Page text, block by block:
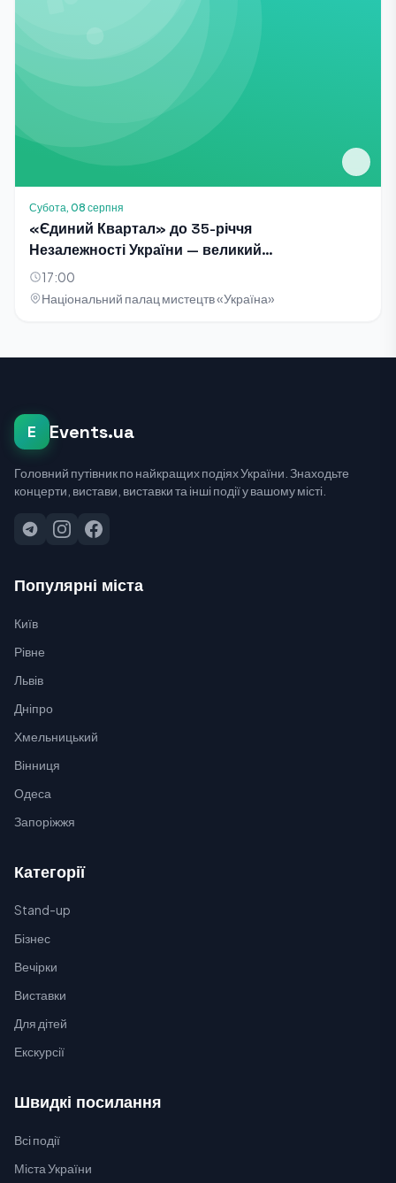
Субота, 08 серпня
«Єдиний Квартал» до 35-річчя
Незалежності України — великий
благодійний концерт-телезйомка
17:00
Національний палац мистецтв «Україна»
E Events.ua
Головний путівник по найкращих подіях України. Знаходьте
концерти, вистави, виставки та інші події у вашому місті.
Популярні міста
Київ
Рівне
Львів
Дніпро
Хмельницький
Вінниця
Одеса
Запоріжжя
Категорії
Stand-up
Бізнес
Вечірки
Виставки
Для дітей
Екскурсії
Швидкі посилання
Всі події
Міста України